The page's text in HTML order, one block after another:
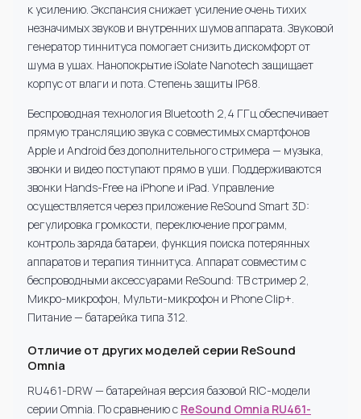
к усилению. Экспансия снижает усиление очень тихих
незначимых звуков и внутренних шумов аппарата. Звуковой
генератор тиннитуса помогает снизить дискомфорт от
шума в ушах. Нанопокрытие iSolate Nanotech защищает
корпус от влаги и пота. Степень защиты IP68.
Беспроводная технология Bluetooth 2,4 ГГц обеспечивает
прямую трансляцию звука с совместимых смартфонов
Apple и Android без дополнительного стримера — музыка,
звонки и видео поступают прямо в уши. Поддерживаются
звонки Hands-Free на iPhone и iPad. Управление
осуществляется через приложение ReSound Smart 3D:
регулировка громкости, переключение программ,
контроль заряда батареи, функция поиска потерянных
аппаратов и терапия тиннитуса. Аппарат совместим с
беспроводными аксессуарами ReSound: ТВ стример 2,
Микро-микрофон, Мульти-микрофон и Phone Clip+.
Питание — батарейка типа 312.
Отличие от других моделей серии ReSound
Omnia
RU461-DRW — батарейная версия базовой RIC-модели
серии Omnia. По сравнению с ReSound Omnia RU461-